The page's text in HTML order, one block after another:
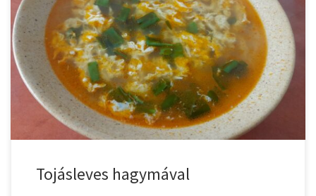
Tojásleves hagymával ízesítve. Színesebbé szeretnéd tenni a
tojáslevesedet? Akkor hagymával színesebbé teheted. Legyen szó
újhagymáról, póréhagymáról, vöröshagymáról, lilahagymáról, vagy
fokhagymáról. Jelenesetben most újhagymával színesítettem a
tojáslevesemet. Tojásleves hagymával elkészítve A felolvasztott
zsíron 1-2 perc alatt megfuttatjuk a felkarikázott hagymát. (Én csak
a zöld résztét használtam most fel.) Amikor már kicsit […]
Tojásleves hagymával